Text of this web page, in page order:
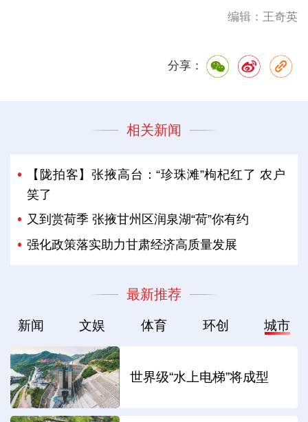
编辑：王奇英
分享：
相关新闻
【陇拍客】张掖高台：“珍珠滩”枸杞红了 农户
笑了
又到赏荷季 张掖甘州区润泉湖“荷”你有约
强化政策落实助力甘肃经济高质量发展
最新推荐
新闻 文娱 体育 环创 城市
世界级“水上电梯”将成型